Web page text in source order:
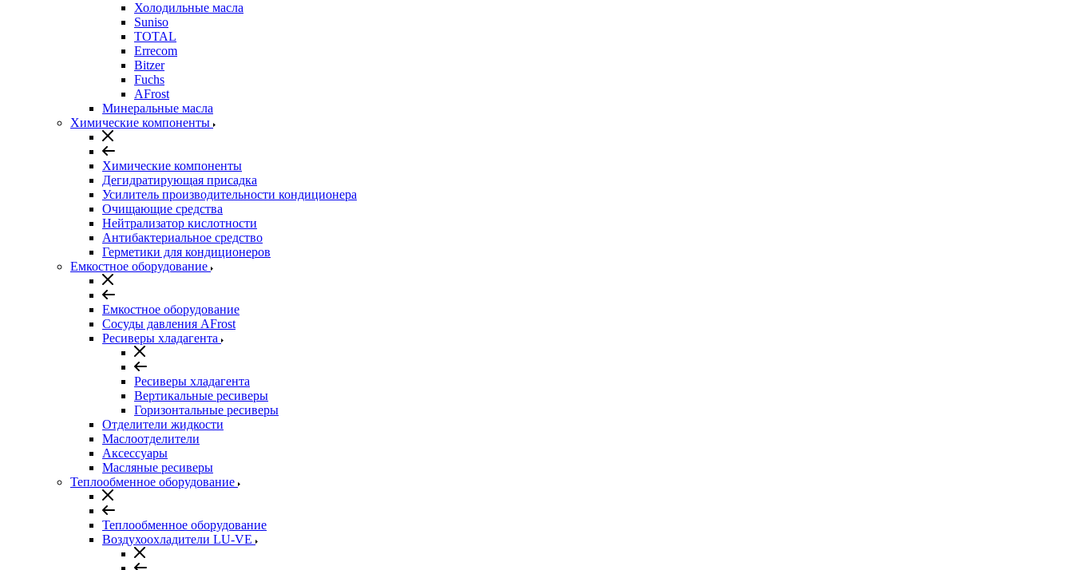
Холодильные масла
Suniso
TOTAL
Errecom
Bitzer
Fuchs
AFrost
Минеральные масла
Химические компоненты
Химические компоненты
Дегидратирующая присадка
Усилитель производительности кондиционера
Очищающие средства
Нейтрализатор кислотности
Антибактериальное средство
Герметики для кондиционеров
Емкостное оборудование
Емкостное оборудование
Сосуды давления AFrost
Ресиверы хладагента
Ресиверы хладагента
Вертикальные ресиверы
Горизонтальные ресиверы
Отделители жидкости
Маслоотделители
Аксессуары
Масляные ресиверы
Теплообменное оборудование
Теплообменное оборудование
Воздухоохладители LU-VE